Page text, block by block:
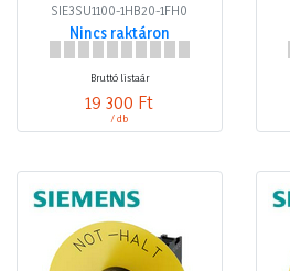
SIE3SU1100-1HB20-1FH0
Nincs raktáron
Bruttó listaár
19 300 Ft
/ db